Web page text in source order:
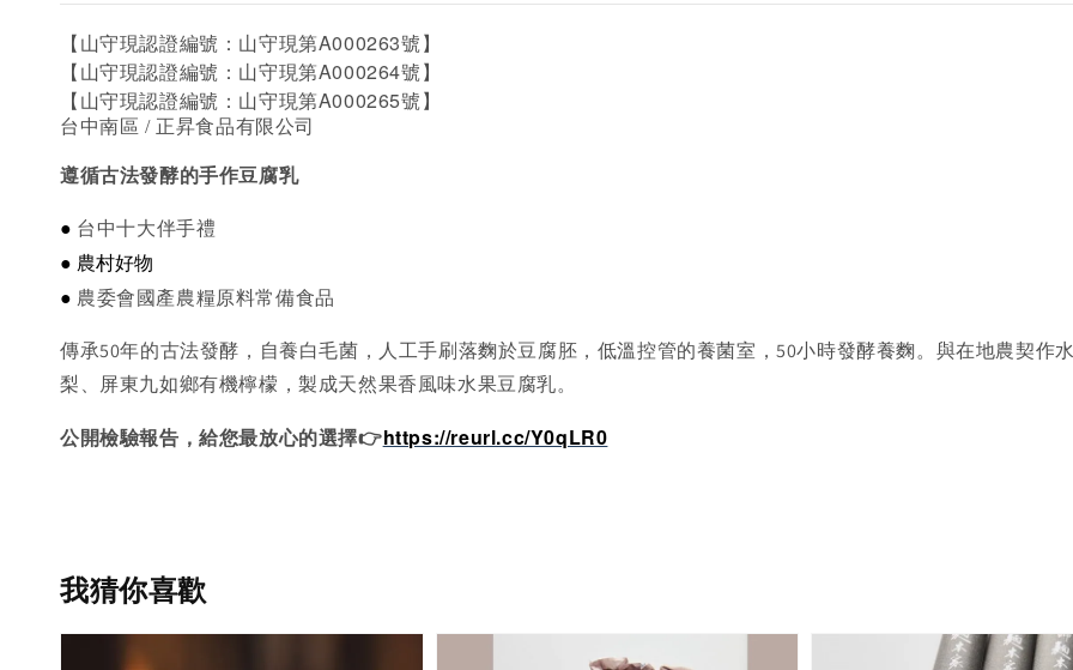
【山守現認證編號：山守現第A000263號】
【山守現認證編號：山守現第A000264號】
【山守現認證編號：山守現第A000265號】
台中南區 / 正昇食品有限公司
遵循古法發酵的手作豆腐乳
● 台中十大伴手禮
● 農村好物
● 農委會國產農糧原料常備食品
傳承50年的古法發酵，自養白毛菌，人工手刷落麴於豆腐胚，低溫控管的養菌室，50小時發酵養麴。與在地農契作
梨、屏東九如鄉有機檸檬，製成天然果香風味水果豆腐乳。
公開檢驗報告，給您最放心的選擇👉https://reurl.cc/Y0qLR0
我猜你喜歡